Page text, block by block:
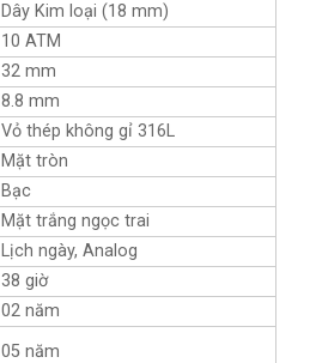
Dây Kim loại (18 mm)
10 ATM
32 mm
8.8 mm
Vỏ thép không gỉ 316L
Mặt tròn
Bạc
Mặt trắng ngọc trai
Lịch ngày, Analog
38 giờ
02 năm
05 năm